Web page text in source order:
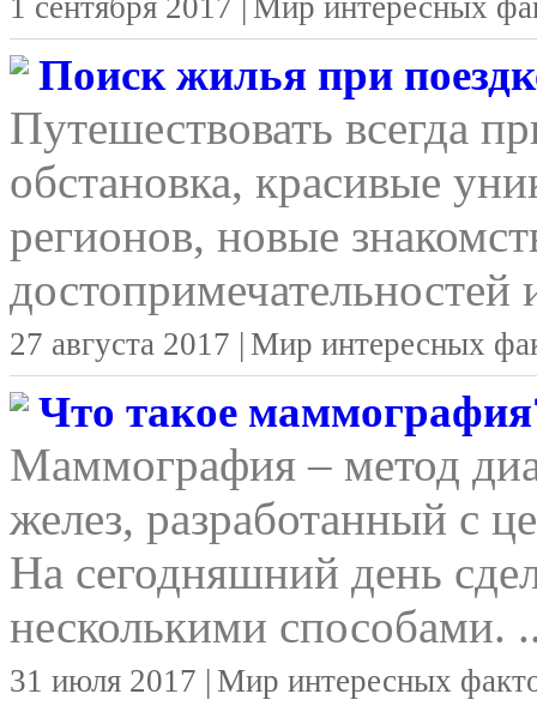
1 сентября 2017 | Мир интересных
Поиск жилья при
Путешествовать всегда
обстановка, красивые
регионов, новые
достопримечательностей
27 августа 2017 | Мир интересных
Что такое
Маммография – метод
желез, разработанный с
На сегодняшний день
несколькими способами.
31 июля 2017 | Мир интересных